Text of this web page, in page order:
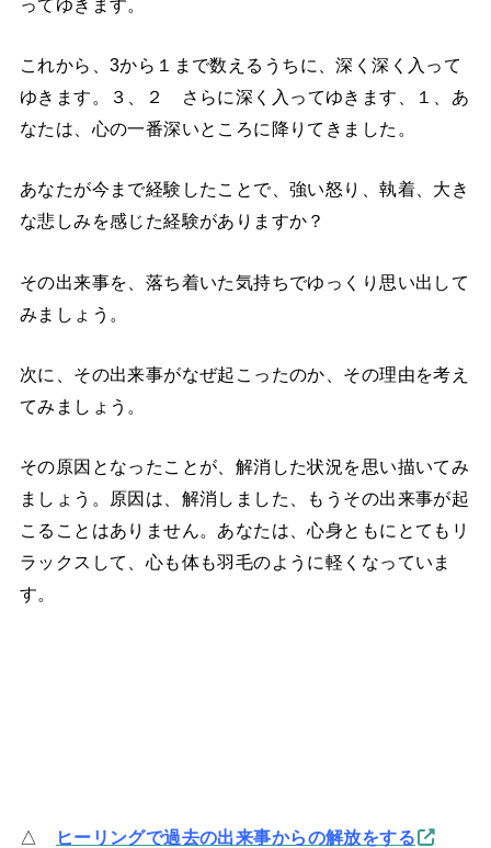
これから、 3から１まで数えるうちに、深く深く入って
ゆきます。３、
２ さらに深く入ってゆきます、
１、あ
なたは、心の一番深いところに降りてきました。
あなたが今まで経験したことで、強い怒り、執着、大き
な悲しみを感じた経験がありますか？
その出来事を、落ち着いた気持ちでゆっくり思い出して
みましょう。
次に、その出来事がなぜ起こったのか、その理由を考え
てみましょう。
その原因となったことが、解消した状況を思い描いてみ
ましょう。原因は、解消しました、もうその出来事が起
こることはありません。あなたは、心身ともにとてもリ
ラックスして、心も体も羽毛のように軽くなっていま
す。
△ ヒーリングで過去の出来事からの解放をする